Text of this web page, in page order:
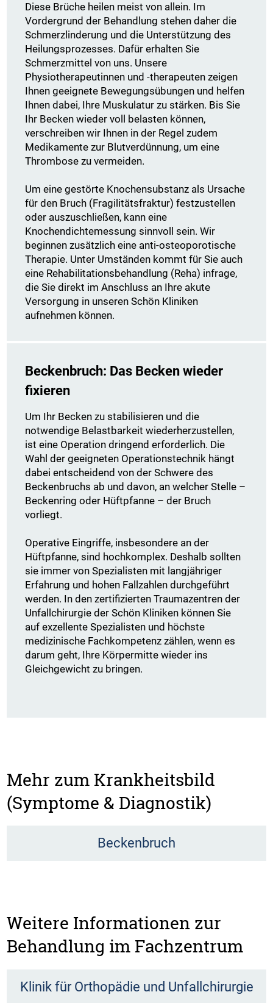
Diese Brüche heilen meist von allein. Im
Vordergrund der Behandlung stehen daher die
Schmerzlinderung und die Unterstützung des
Heilungsprozesses. Dafür erhalten Sie
Schmerzmittel von uns. Unsere
Physiotherapeutinnen und -therapeuten zeigen
Ihnen geeignete Bewegungsübungen und helfen
Ihnen dabei, Ihre Muskulatur zu stärken. Bis Sie
Ihr Becken wieder voll belasten können,
verschreiben wir Ihnen in der Regel zudem
Medikamente zur Blutverdünnung, um eine
Thrombose zu vermeiden.
Um eine gestörte Knochensubstanz als Ursache
für den Bruch (Fragilitätsfraktur) festzustellen
oder auszuschließen, kann eine
Knochendichtemessung sinnvoll sein. Wir
beginnen zusätzlich eine anti-osteoporotische
Therapie. Unter Umständen kommt für Sie auch
eine Rehabilitationsbehandlung (Reha) infrage,
die Sie direkt im Anschluss an Ihre akute
Versorgung in unseren Schön Kliniken
aufnehmen können.
Beckenbruch: Das Becken wieder
fixieren
Um Ihr Becken zu stabilisieren und die
notwendige Belastbarkeit wiederherzustellen,
ist eine Operation dringend erforderlich. Die
Wahl der geeigneten Operationstechnik hängt
dabei entscheidend von der Schwere des
Beckenbruchs ab und davon, an welcher Stelle –
Beckenring oder Hüftpfanne – der Bruch
vorliegt.
Operative Eingriffe, insbesondere an der
Hüftpfanne, sind hochkomplex. Deshalb sollten
sie immer von Spezialisten mit langjähriger
Erfahrung und hohen Fallzahlen durchgeführt
werden. In den zertifizierten Traumazentren der
Unfallchirurgie der Schön Kliniken können Sie
auf exzellente Spezialisten und höchste
medizinische Fachkompetenz zählen, wenn es
darum geht, Ihre Körpermitte wieder ins
Gleichgewicht zu bringen.
Mehr zum Krankheitsbild
(Symptome & Diagnostik)
Beckenbruch
Weitere Informationen zur
Behandlung im Fachzentrum
Klinik für Orthopädie und Unfallchirurgie